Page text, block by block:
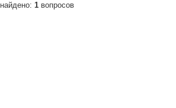
найдено: 1 вопросов